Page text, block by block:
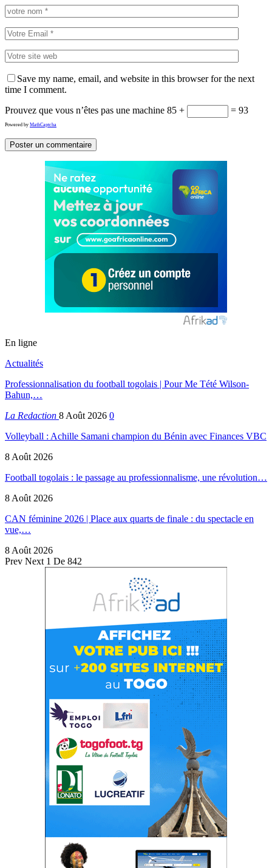
Save my name, email, and website in this browser for the next
time I comment.
Prouvez que vous n’êtes pas une machine 85 + = 93
Powered by MathCaptcha
En ligne
Actualités
Professionnalisation du football togolais | Pour Me Tété Wilson-
Bahun,…
La Redaction 8 Août 2026 0
Volleyball : Achille Samani champion du Bénin avec Finances VBC
8 Août 2026
Football togolais : le passage au professionnalisme, une révolution…
8 Août 2026
CAN féminine 2026 | Place aux quarts de finale : du spectacle en
vue,…
8 Août 2026
Prev Next 1 De 842